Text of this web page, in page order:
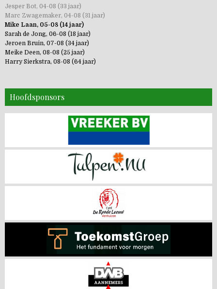
Jesper Bot, 04-08 (33 jaar)
Marc Zwagemaker, 04-08 (31 jaar)
Mike Laan, 05-08 (14 jaar)
Sarah de Jong, 06-08 (18 jaar)
Jeroen Bruin, 07-08 (34 jaar)
Meike Deen, 08-08 (25 jaar)
Harry Sierkstra, 08-08 (64 jaar)
Hoofdsponsors